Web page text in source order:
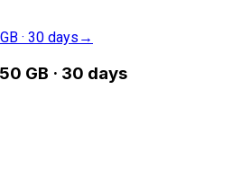
· 30 days →
GB · 30 days